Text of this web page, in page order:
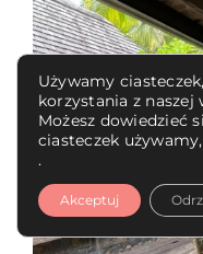
Używamy
korzystania z naszej
Możesz dowiedzieć
ciasteczek
.
Akceptuj